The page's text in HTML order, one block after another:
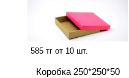
585 тг от 10 шт.
Коробка 250*250*50